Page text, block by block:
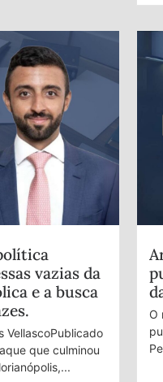
vazias da
e a busca
VellascoPublicado
que culminou
O